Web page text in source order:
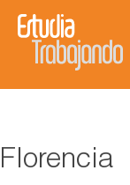
Florencia